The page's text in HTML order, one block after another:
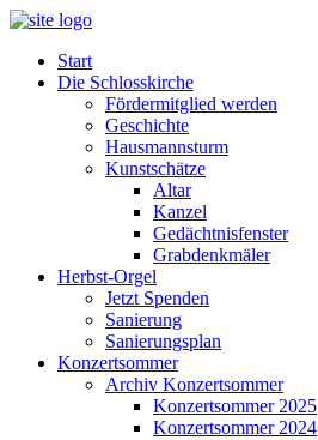
Start
Die Schlosskirche
Fördermitglied werden
Geschichte
Hausmannsturm
Kunstschätze
Altar
Kanzel
Gedächtnisfenster
Grabdenkmäler
Herbst-Orgel
Jetzt Spenden
Sanierung
Sanierungsplan
Konzertsommer
Archiv Konzertsommer
Konzertsommer 2025
Konzertsommer 2024